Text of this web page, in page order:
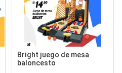
Bright juego de mesa
baloncesto